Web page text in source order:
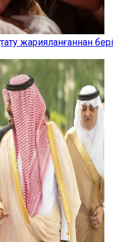
жарияланғаннан бері